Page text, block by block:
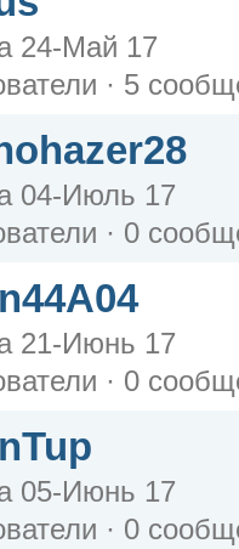
24-Май 17
· 5
04-Июль 17
· 0
21-Июнь 17
· 0
05-Июнь 17
· 0